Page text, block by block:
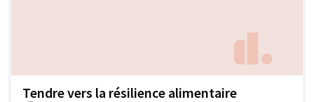
Tendre vers la résilience alimentaire